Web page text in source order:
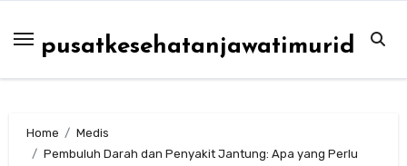
content
pusatkesehatanjawatimurid
Home
Medis
Pembuluh Darah dan Penyakit Jantung: Apa yang Perlu